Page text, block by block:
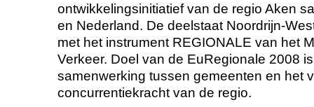
ontwikkelingsinitiatief van de regio Aken
en Nederland. De deelstaat Noordrijn-
met het instrument REGIONALE van het
Verkeer. Doel van de EuRegionale 2008
samenwerking tussen gemeenten en het
concurrentiekracht van de regio.